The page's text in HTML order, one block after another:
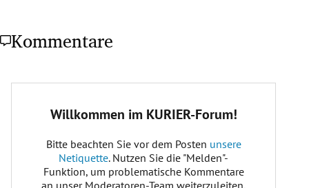
Kommentare